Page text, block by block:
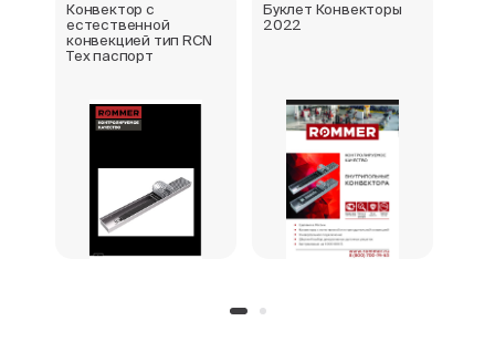
Конвектор с
естественной
конвекцией тип RCN
Тех паспорт
Буклет Конвекторы
2022